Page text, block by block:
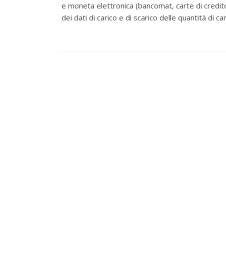
e moneta elettronica (bancomat, carte di
dei dati di carico e di scarico delle quantità di